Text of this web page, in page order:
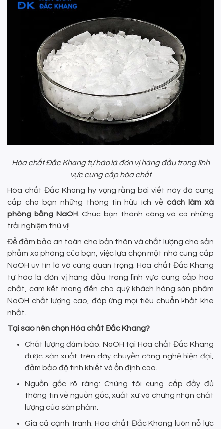
Hóa chất Đắc Khang tự hào là đơn vị hàng đầu trong lĩnh
vực cung cấp hóa chất
Hóa chất Đắc Khang hy vọng rằng bài viết này đã cung
cấp cho bạn những thông tin hữu ích vềcách làm xà
phòng bằng NaOH. Chúc bạn thành công và có những
trải nghiệm thú vị!
Để đảm bảo an toàn cho bản thân và chất lượng cho sản
phẩm xà phòng của bạn, việc lựa chọn một nhà cung cấp
NaOH uy tín là vô cùng quan trọng. Hóa chất Đắc Khang
tự hào là đơn vị hàng đầu trong lĩnh vực cung cấp hóa
chất, cam kết mang đến cho quý khách hàng sản phẩm
NaOH chất lượng cao, đáp ứng mọi tiêu chuẩn khắt khe
nhất.
Tại sao nên chọn Hóa chất Đắc Khang?
Chất lượng đảm bảo: NaOH tại Hóa chất Đắc Khang
được sản xuất trên dây chuyền công nghệ hiện đại,
đảm bảo độ tinh khiết và ổn định cao.
Nguồn gốc rõ ràng: Chúng tôi cung cấp đầy đủ
thông tin về nguồn gốc, xuất xứ và chứng nhận chất
lượng của sản phẩm.
Giá cả cạnh tranh: Hóa chất Đắc Khang luôn nỗ lực